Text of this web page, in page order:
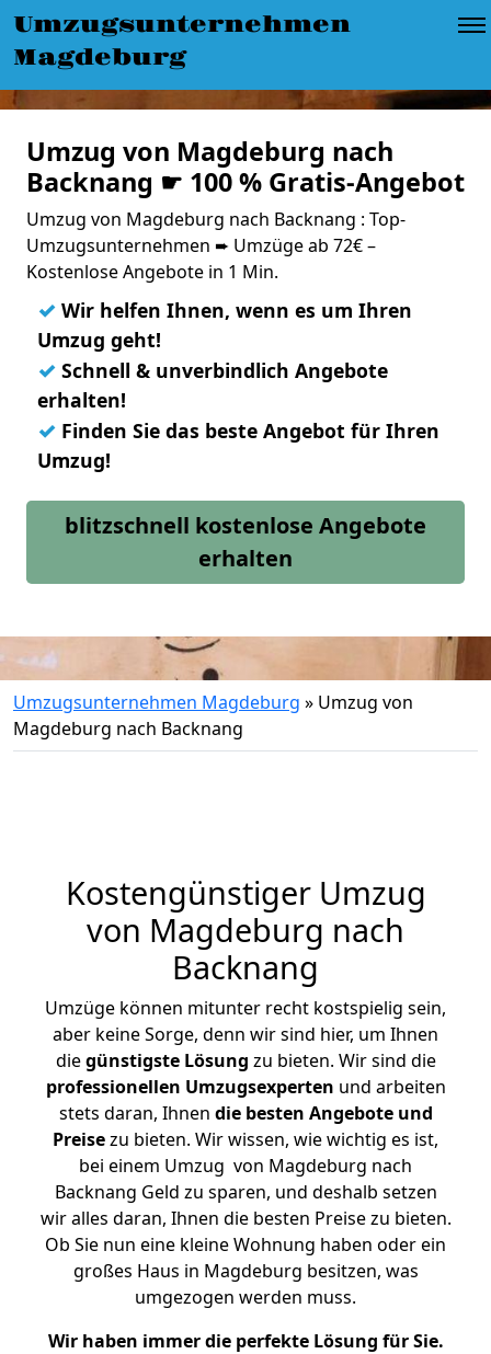
Umzugsunternehmen
Magdeburg
Umzug von Magdeburg nach
Backnang ☛ 100 % Gratis-Angebot
Umzug von Magdeburg nach Backnang : Top-
Umzugsunternehmen ➨ Umzüge ab 72€ –
Kostenlose Angebote in 1 Min.
✓ Wir helfen Ihnen, wenn es um Ihren
Umzug geht!
✓ Schnell & unverbindlich Angebote
erhalten!
✓ Finden Sie das beste Angebot für Ihren
Umzug!
blitzschnell kostenlose Angebote
erhalten
Umzugsunternehmen Magdeburg » Umzug von
Magdeburg nach Backnang
Kostengünstiger Umzug
von Magdeburg nach
Backnang
Umzüge können mitunter recht kostspielig sein,
aber keine Sorge, denn wir sind hier, um Ihnen
diegünstigste Lösung zu bieten. Wir sind die
professionellen Umzugsexperten und arbeiten
stets daran, Ihnen die besten Angebote und
Preisezu bieten. Wir wissen, wie wichtig es ist,
bei einem Umzug von Magdeburg nach
Backnang Geld zu sparen, und deshalb setzen
wir alles daran, Ihnen die besten Preise zu bieten.
Ob Sie nun eine kleine Wohnung haben oder ein
großes Haus in Magdeburg besitzen, was
umgezogen werden muss.
Wir haben immer die perfekte Lösung für Sie.